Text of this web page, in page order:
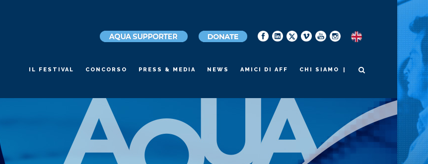
IL FESTIVAL CONCORSO PRESS & MEDIA NEWS AMICI DI AFF CHI SIAMO |